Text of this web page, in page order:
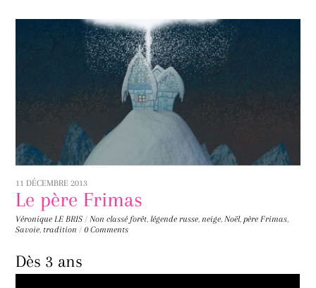
11 DÉCEMBRE 2013
Le père Frimas
Véronique LE BRIS / Non classé forêt,légende russe,neige,Noël,père Frimas,
Savoie, tradition / 0 Comments
Dès 3 ans